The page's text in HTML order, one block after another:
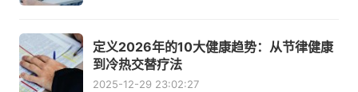
定义2026年的10大健康趋势：从节律健康
到冷热交替疗法
2025-12-29 23:02:27